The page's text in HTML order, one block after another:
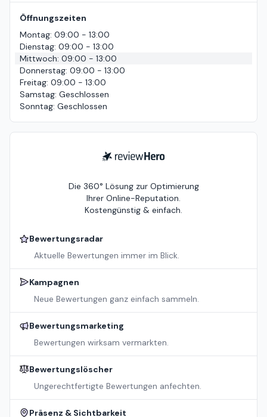
Öffnungszeiten
Montag: 09:00 - 13:00
Dienstag: 09:00 - 13:00
Mittwoch: 09:00 - 13:00
Donnerstag: 09:00 - 13:00
Freitag: 09:00 - 13:00
Samstag: Geschlossen
Sonntag: Geschlossen
ReviewHero
Die 360° Lösung zur Optimierung
Ihrer Online-Reputation.
Kostengünstig & einfach.
Bewertungsradar
Aktuelle Bewertungen immer im Blick.
Kampagnen
Neue Bewertungen ganz einfach sammeln.
Bewertungsmarketing
Bewertungen wirksam vermarkten.
Bewertungslöscher
Ungerechtfertigte Bewertungen anfechten.
Präsenz & Sichtbarkeit